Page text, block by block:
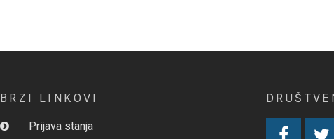
BRZI LINKOVI
Prijava stanja